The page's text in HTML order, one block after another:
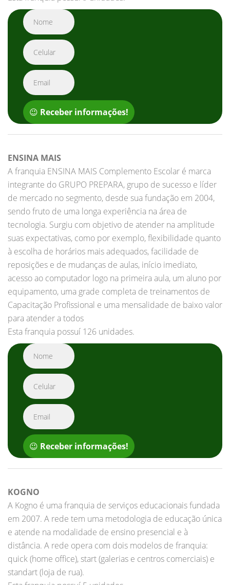
😉 Receber informações!
ENSINA MAIS
A franquia ENSINA MAIS Complemento Escolar é marca
integrante do GRUPO PREPARA, grupo de sucesso e líder
de mercado no segmento, desde sua fundação em 2004,
sendo fruto de uma longa experiência na área de
tecnologia. Surgiu com objetivo de atender na amplitude
suas expectativas, como por exemplo, flexibilidade quanto
à escolha de horários mais adequados, facilidade de
reposições e de mudanças de aulas, início imediato,
acesso ao computador logo na primeira aula, um aluno por
equipamento, uma grade completa de treinamentos de
Capacitação Profissional e uma mensalidade de baixo valor
para atender a todos
Esta franquia possuí 126 unidades.
😉 Receber informações!
KOGNO
A Kogno é uma franquia de serviços educacionais fundada
em 2007. A rede tem uma metodologia de educação única
e atende na modalidade de ensino presencial e à
distância. A rede opera com dois modelos de franquia:
quick (home office), start (galerias e centros comerciais) e
standart (loja de rua).